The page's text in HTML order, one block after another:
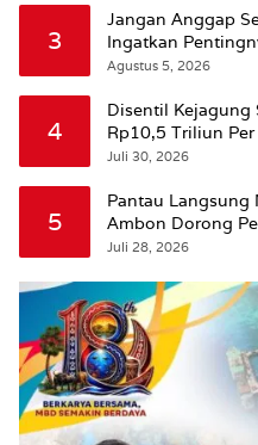
3
Jangan Anggap
Ingatkan
Agustus 5, 2026
4
Disentil Kejagung
Rp10,5 Triliun Per
Beri Penjelasan
Juli 30, 2026
5
Pantau Langsung
Ambon Dorong
Leitimur Selatan
Juli 28, 2026